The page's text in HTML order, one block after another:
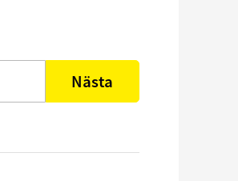
Nästa